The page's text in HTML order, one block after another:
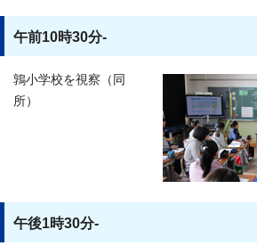
午前10時30分-
鶉小学校を視察（同
所）
午後1時30分-